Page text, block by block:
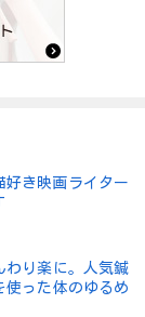
き映画ライター
わり楽に。人気鍼
使った体のゆるめ